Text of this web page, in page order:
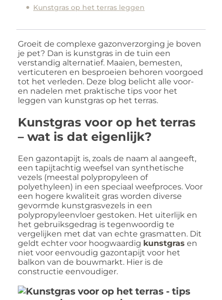
Kunstgras op het terras leggen
Groeit de complexe gazonverzorging je boven
je pet? Dan is kunstgras in de tuin een
verstandig alternatief. Maaien, bemesten,
verticuteren en besproeien behoren voorgoed
tot het verleden. Deze blog belicht alle voor-
en nadelen met praktische tips voor het
leggen van kunstgras op het terras.
Kunstgras voor op het terras
– wat is dat eigenlijk?
Een gazontapijt is, zoals de naam al aangeeft,
een tapijtachtig weefsel van synthetische
vezels (meestal polypropyleen of
polyethyleen) in een speciaal weefproces. Voor
een hogere kwaliteit gras worden diverse
gevormde kunstgrasvezels in een
polypropyleenvloer gestoken. Het uiterlijk en
het gebruiksgedrag is tegenwoordig te
vergelijken met dat van echte grasmatten. Dit
geldt echter voor hoogwaardig kunstgras en
niet voor eenvoudig gazontapijt voor het
balkon van de bouwmarkt. Hier is de
constructie eenvoudiger.